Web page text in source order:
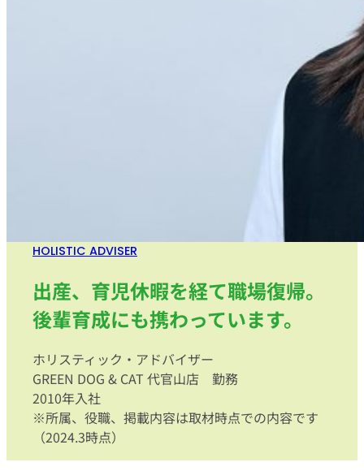
HOLISTIC ADVISER
出産、育児休暇を経て職場復帰。
後輩育成にも携わっています。
ホリスティック・アドバイザー
GREEN DOG & CAT 代官山店 勤務
2010年入社
※所属、役職、掲載内容は取材時点での内容です
（2024.3時点）